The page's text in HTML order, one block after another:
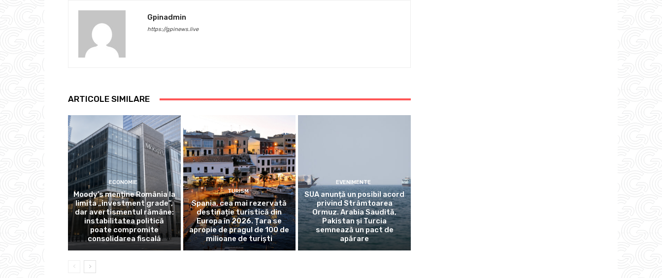
Gpinadmin
https://gpinews.live
ARTICOLE SIMILARE
ECONOMIE
Moody’s menține România la
limita „investment grade”,
dar avertismentul rămâne:
instabilitatea politică
poate compromite
consolidarea fiscală
TURISM
Spania, cea mai rezervată
destinație turistică din
Europa în 2026. Țara se
apropie de pragul de 100 de
milioane de turiști
EVENIMENTE
SUA anunță un posibil acord
privind Strâmtoarea
Ormuz. Arabia Saudită,
Pakistan și Turcia
semnează un pact de
apărare